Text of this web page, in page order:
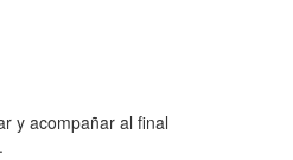
y acompañar al final